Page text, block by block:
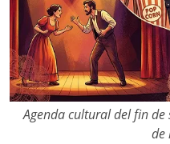
Agenda cultural del fin
de